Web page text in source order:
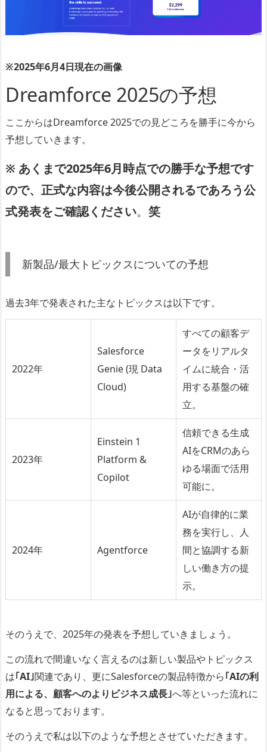
※2025年6月4日現在の画像
Dreamforce 2025の予想
ここからはDreamforce 2025での見どころを勝手に今から
予想していきます。
※ あくまで2025年6月時点での勝手な予想です
ので、正式な内容は今後公開されるであろう公
式発表をご確認ください。 笑
新製品/最大トピックスについての予想
過去3年で発表された主なトピックスは以下です。
2022年
Salesforce
Genie (現 Data
Cloud)
すべての顧客デ
ータをリアルタ
イムに統合・活
用する基盤の確
立。
2023年
Einstein 1
Platform &
Copilot
信頼できる生成
AIをCRMのあら
ゆる場面で活用
可能に。
2024年 Agentforce
AIが自律的に業
務を実行し、人
間と協調する新
しい働き方の提
示。
そのうえで、2025年の発表を予想していきましょう。
この流れで間違いなく言えるのは新しい製品やトピックス
は｢AI｣関連であり、更にSalesforceの製品特徴から｢AIの利
用による、顧客へのよりビジネス成長｣へ等といった流れに
なると思っております。
そのうえで私は以下のような予想とさせていただきます。